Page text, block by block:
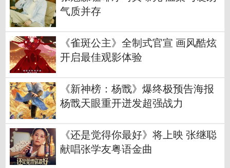
气质并存
《雀斑公主》全制式官宣 画风酷炫
开启最佳观影体验
《新神榜：杨戬》爆终极预告海报
杨戬天眼重开迸发超强战力
《还是觉得你最好》将上映 张继聪
献唱张学友粤语金曲